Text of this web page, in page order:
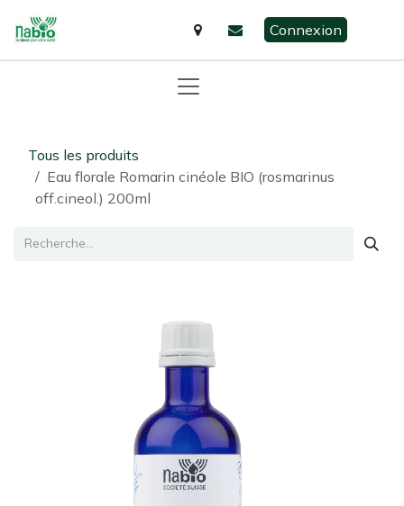
Connexion
Tous les produits
Eau florale Romarin cinéole BIO (rosmarinus
off.cineol.) 200ml